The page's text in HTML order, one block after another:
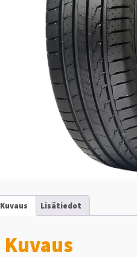
Kuvaus Lisätiedot
Kuvaus